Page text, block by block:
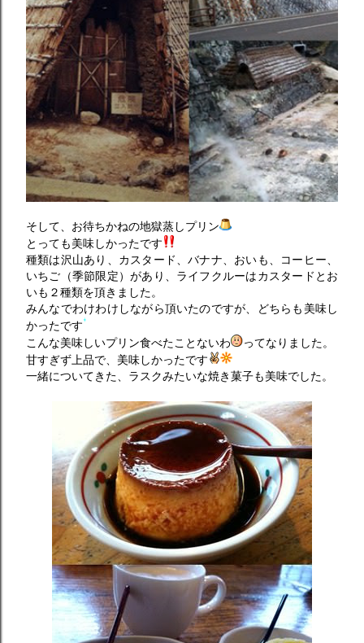
そして、お待ちかねの地獄蒸しプリン
とっても美味しかったです
種類は沢山あり、カスタード、バナナ、おいも、コーヒー、
いちご（季節限定）があり、ライフクルーはカスタードとお
いも２種類を頂きました。
みんなでわけわけしながら頂いたのですが、どちらも美味し
かったです
こんな美味しいプリン食べたことないわ
ってなりました。
甘すぎず上品で、美味しかったです
一緒についてきた、ラスクみたいな焼き菓子も美味でした。